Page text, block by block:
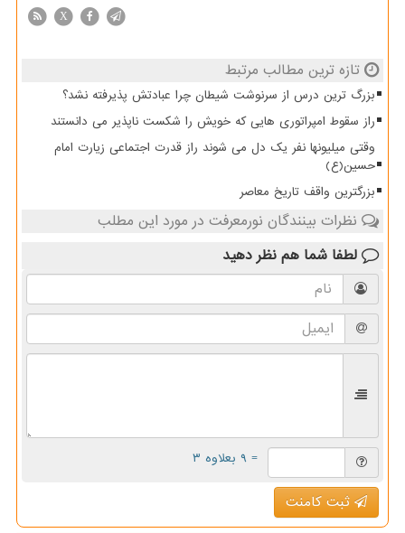
X
تازه ترین مطالب مرتبط
بزرگ ترین درس از سرنوشت شیطان چرا عبادتش پذیرفته نشد؟
راز سقوط امپراتوری هایی که خویش را شکست ناپذیر می دانستند
وقتی میلیونها نفر یک دل می شوند راز قدرت اجتماعی زیارت امام
حسین(ع)
بزرگترین واقف تاریخ معاصر
نظرات بینندگان نورمعرفت در مورد این مطلب
لطفا شما هم نظر دهید
= ۹ بعلاوه ۳
ثبت کامنت